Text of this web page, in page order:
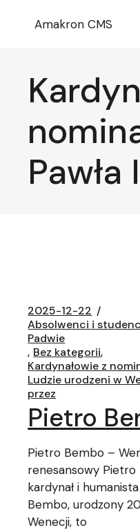
Amakron CMS
Pawła
2025-12-22
Absolwenci i
Padwie
Bez kategorii
Kardynałowie z
Ludzie urodzeni w
przez
Pietro
Pietro Bembo –
renesansowy
kardynał i
Bembo, urodzony
Wenecji, to